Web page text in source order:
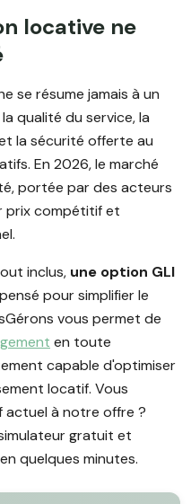
locative ne
se résume jamais à un
qualité du service, la
la sécurité offerte au
En 2026, le marché
portée par des acteurs
prix compétitif et
inclus, une option GLI
pour simplifier le
vous permet de
en toute
capable d'optimiser
locatif. Vous
à notre offre ?
gratuit et
quelques minutes.